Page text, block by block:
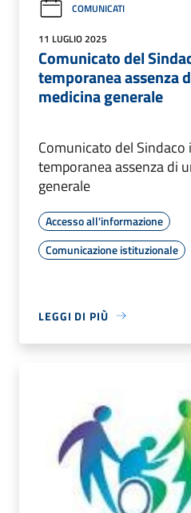
COMUNICATI
11 LUGLIO 2025
Comunicato del
temporanea assenza
medicina generale
Comunicato del Sindaco
temporanea assenza di
generale
Accesso all'informazione
Comunicazione istituzionale
LEGGI DI PIÙ